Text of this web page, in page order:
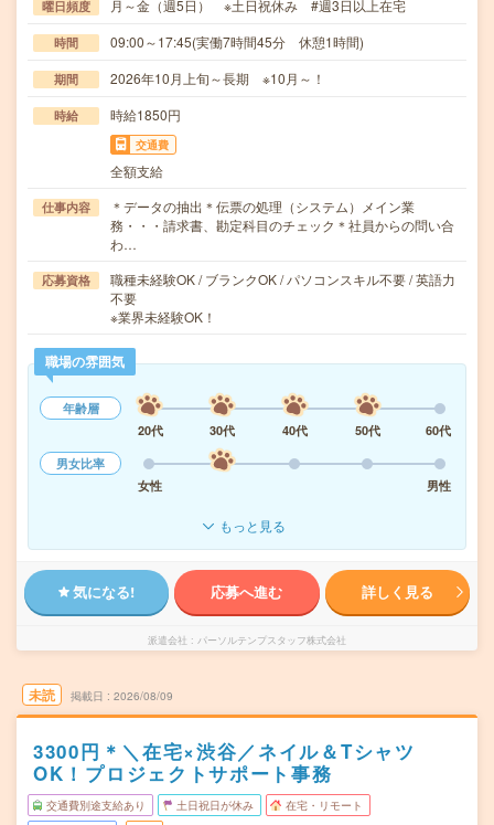
曜日頻度 月～金（週5日） ※土日祝休み #週3日以上在宅
時間 09:00～17:45(実働7時間45分 休憩1時間)
期間 2026年10月上旬～長期 ※10月～！
時給 時給1850円
交通費
全額支給
仕事内容
＊データの抽出＊伝票の処理（システム）メイン業
務・・・請求書、勘定科目のチェック＊社員からの問い合
わ…
応募資格
職種未経験OK / ブランクOK / パソコンスキル不要 / 英語力
不要
※業界未経験OK！
職場の雰囲気
年齢層
20代
30代 40代 50代
60代
男女比率
女性
男性
もっと見る
気になる! 応募へ進む 詳しく見る
派遣会社 パーソルテンプスタッフ株式会社
未読 掲載日 2026/08/09
3300円＊＼在宅×渋谷／ネイル＆Tシャツ
OK！プロジェクトサポート事務
交通費別途支給あり 土日祝日が休み 在宅・リモート